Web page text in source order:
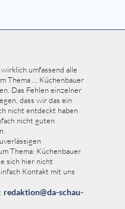
umfassend alle
Thema ... Küchenbauer
Das Fehlen einzelner
dass wir das ein
nicht entdeckt haben
nicht guten
Thema: Küchenbauer
sich hier nicht
Kontakt mit uns
redaktion@da-schau-